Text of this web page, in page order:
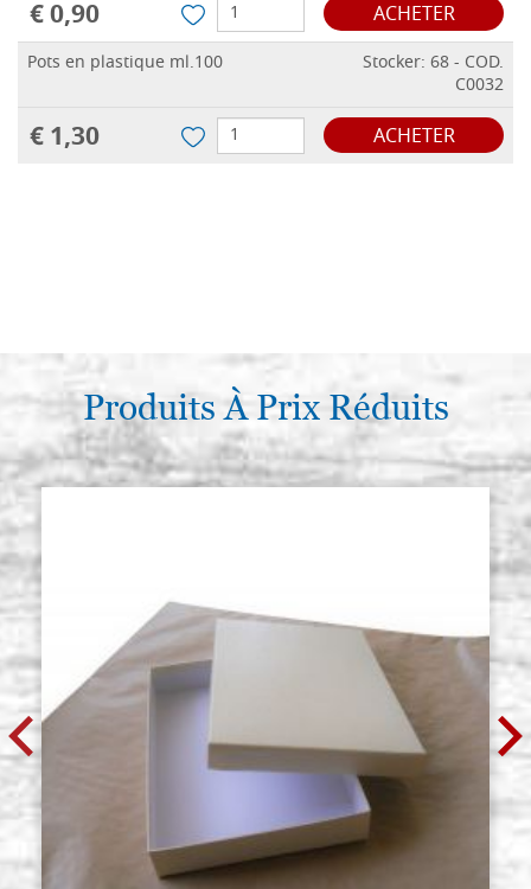
€ 0,90 ACHETER
Pots en plastique ml.100
Stocker: 68 - COD.
C0032
€ 1,30 ACHETER
Produits À Prix Réduits